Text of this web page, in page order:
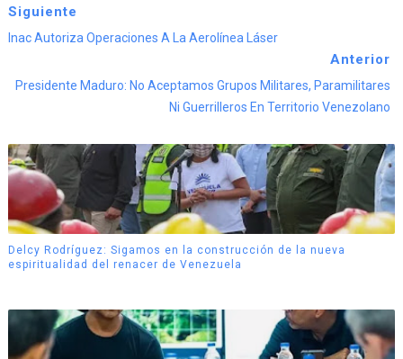
Siguiente
Inac Autoriza Operaciones A La Aerolínea Láser
Anterior
Presidente Maduro: No Aceptamos Grupos Militares, Paramilitares
Ni Guerrilleros En Territorio Venezolano
Delcy Rodríguez: Sigamos en la construcción de la nueva
espiritualidad del renacer de Venezuela